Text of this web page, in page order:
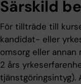
Särskild
För tillträde till
kandidat- eller
omsorg eller
2 års
tjänstgöringsintyg).